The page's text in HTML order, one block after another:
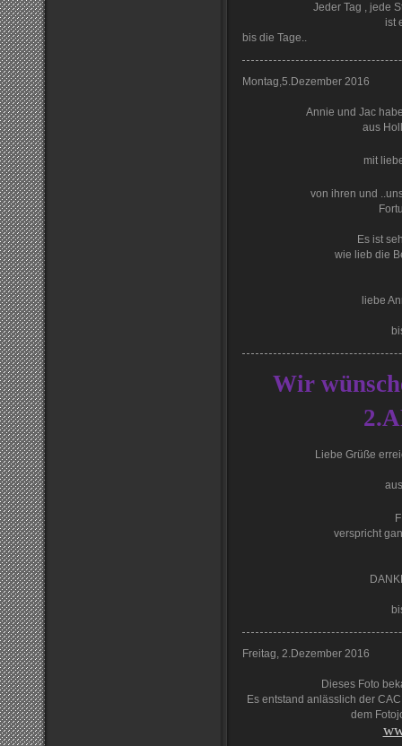
Jeder Tag , jede
ist
bis die Tage..
Montag,5.Dezember 2016
Annie und Jac
aus
mit
von ihren und
Es ist
wie lieb die
liebe
Wir
Liebe Grüße
verspricht
Freitag, 2.Dezember 2016
Dieses Foto
Es entstand anlässlich der
dem